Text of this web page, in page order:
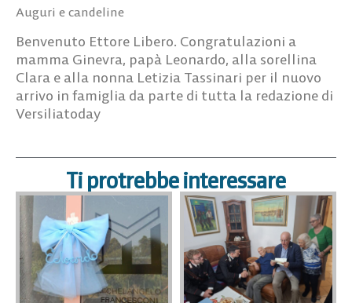
Auguri e candeline
Benvenuto Ettore Libero. Congratulazioni a
mamma Ginevra, papà Leonardo, alla sorellina
Clara e alla nonna Letizia Tassinari per il nuovo
arrivo in famiglia da parte di tutta la redazione di
Versiliatoday
Ti protrebbe interessare